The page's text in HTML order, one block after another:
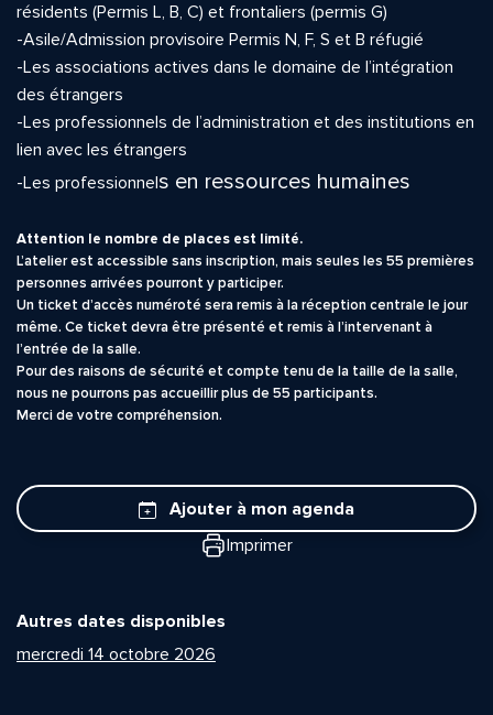
résidents (Permis L, B, C) et frontaliers (permis G)
-Asile/Admission provisoire Permis N, F, S et B réfugié
-Les associations actives dans le domaine de l’intégration
des étrangers
-Les professionnels de l’administration et des institutions en
lien avec les étrangers
-Les professionnels en ressources humaines
Attention le nombre de places est limité.
L’atelier est accessible sans inscription, mais seules les 55 premières
personnes arrivées pourront y participer.
Un ticket d’accès numéroté sera remis à la réception centrale le jour
même. Ce ticket devra être présenté et remis à l’intervenant à
l’entrée de la salle.
Pour des raisons de sécurité et compte tenu de la taille de la salle,
nous ne pourrons pas accueillir plus de 55 participants.
Merci de votre compréhension.
Ajouter à mon agenda
Imprimer
Autres dates disponibles
mercredi 14 octobre 2026
Prénom et nom*
Quelle est la pertinence de cette page?